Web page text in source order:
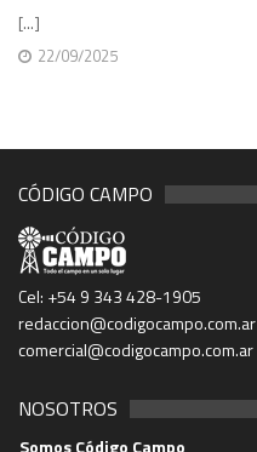
[...]
22/09/2025
CÓDIGO CAMPO
Cel: +54 9 343 428-1905
redaccion@codigocampo.com.ar
comercial@codigocampo.com.ar
NOSOTROS